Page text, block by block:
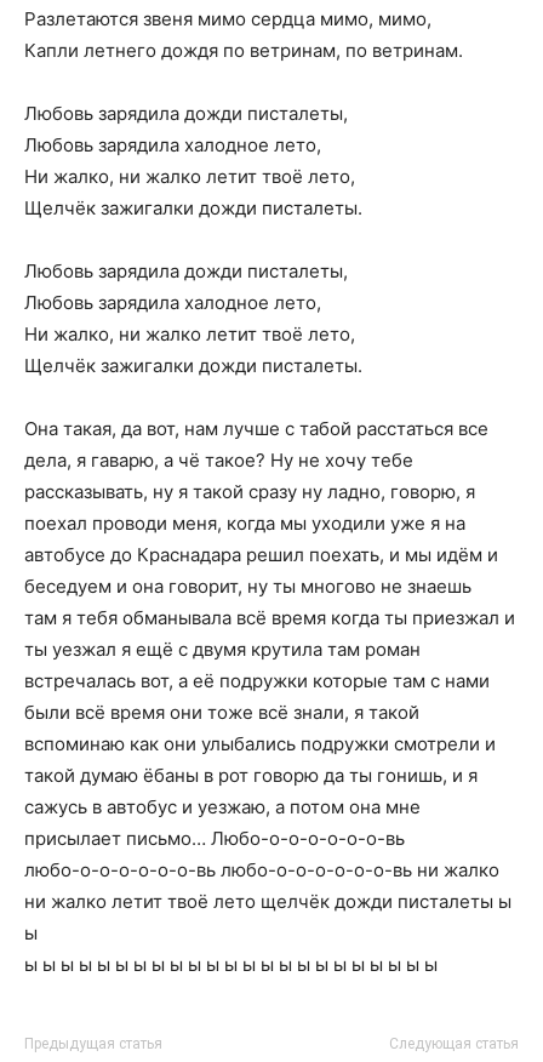
Разлетаются звеня мимо сердца мимо, мимо,
Капли летнего дождя по ветринам, по ветринам.
Любовь зарядила дожди писталеты,
Любовь зарядила халодное лето,
Ни жалко, ни жалко летит твоё лето,
Щелчёк зажигалки дожди писталеты.
Любовь зарядила дожди писталеты,
Любовь зарядила халодное лето,
Ни жалко, ни жалко летит твоё лето,
Щелчёк зажигалки дожди писталеты.
Она такая, да вот, нам лучше с табой расстаться все
дела, я гаварю, а чё такое? Ну не хочу тебе
рассказывать, ну я такой сразу ну ладно, говорю, я
поехал проводи меня, когда мы уходили уже я на
автобусе до Краснадара решил поехать, и мы идём и
беседуем и она говорит, ну ты многово не знаешь
там я тебя обманывала всё время когда ты приезжал и
ты уезжал я ещё с двумя крутила там роман
встречалась вот, а её подружки которые там с нами
были всё время они тоже всё знали, я такой
вспоминаю как они улыбались подружки смотрели и
такой думаю ёбаны в рот говорю да ты гонишь, и я
сажусь в автобус и уезжаю, а потом она мне
присылает письмо… Любо-о-о-о-о-о-о-вь
любо-о-о-о-о-о-о-вь любо-о-о-о-о-о-о-вь ни жалко
ни жалко летит твоё лето щелчёк дожди писталеты ы
ы
ы ы ы ы ы ы ы ы ы ы ы ы ы ы ы ы ы ы ы ы ы ы ы
Предыдущая статья Следующая статья